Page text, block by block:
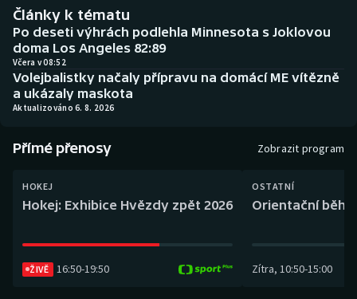
Basketbal
Biatlon
Boby a skeleton
Box
Dostihy
Historické návraty
Aplikace ČT sport
AZ kvíz
Články k tématu
Po deseti výhrách podlehla Minnesota s Joklovou
doma Los Angeles 82:89
Včera v 08:52
Volejbalistky načaly přípravu na domácí ME vítězně
a ukázaly maskota
Aktualizováno 6. 8. 2026
Přímé přenosy Zobrazit program
HOKEJ
Hokej: Exhibice Hvězdy zpět 2026
ŽIVĚ 16:50-19:50
OSTATNÍ
Orientační běh:
Zítra, 10:50-15:00